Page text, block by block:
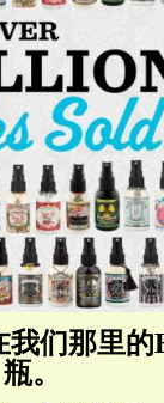
们那里
瓶。